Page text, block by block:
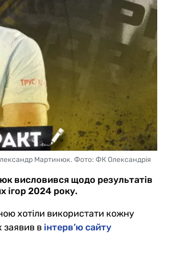
Мартинюк. Фото: ФК Олександрія
висловився щодо результатів
ігор 2024 року.
хотіли використати кожну
заявив в інтерв’ю сайту